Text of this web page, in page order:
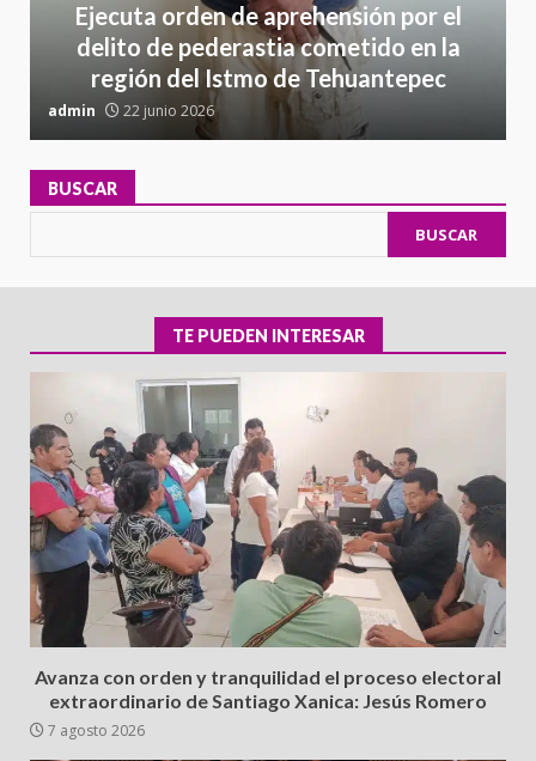
Ejecuta orden de aprehensión por el
delito de pederastia cometido en la
región del Istmo de Tehuantepec
admin 22 junio 2026
BUSCAR
BUSCAR
TE PUEDEN INTERESAR
Avanza con orden y tranquilidad el proceso electoral
extraordinario de Santiago Xanica: Jesús Romero
7 agosto 2026